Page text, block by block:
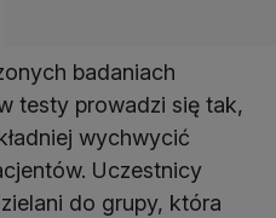
badaniach
testy prowadzi się tak,
wychwycić
Uczestnicy
do grupy, która